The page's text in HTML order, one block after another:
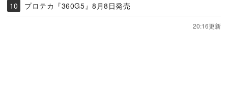
プロテカ『360G5』8月8日発売
20:16更新